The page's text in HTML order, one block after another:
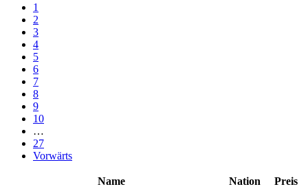
1
2
3
4
5
6
7
8
9
10
…
27
Vorwärts
Name Nation
Preis